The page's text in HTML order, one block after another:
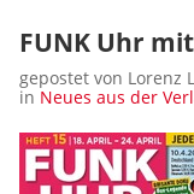
FUNK Uhr
gepostet von Lorenz
in Neues aus der